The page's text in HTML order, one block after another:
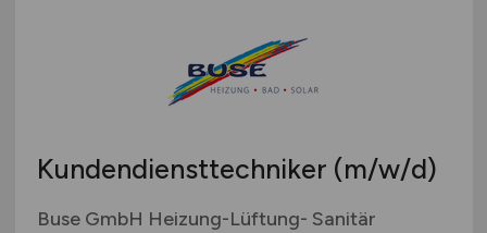
Kundendiensttechniker (m/w/d)
Buse GmbH Heizung-Lüftung- Sanitär